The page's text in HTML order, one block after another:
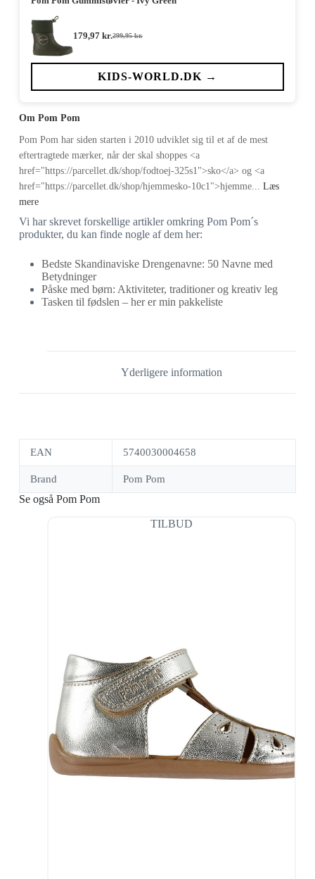
299,95kr.
Den
pris
var:
179,97 kr.Den
pris
er:
KIDS-WORLD.DK →
Om Pom Pom
Pom Pom har siden starten i 2010 udviklet sig til et af de mest
eftertragtede mærker, når der skal shoppes <a
href="https://parcellet.dk/shop/fodtoej-325s1">sko</a> og <a
href="https://parcellet.dk/shop/hjemmesko-10c1">hjemme... Læs
mere
Vi har skrevet forskellige artikler omkring Pom Pom´s
produkter, du kan finde nogle af dem her:
Bedste Skandinaviske Drengenavne: 50 Navne med
Betydninger
Påske med børn: Aktiviteter, traditioner og kreativ leg
Tasken til fødslen – her er min pakkeliste
Yderligere information
EAN 5740030004658
Brand Pom Pom
Se også Pom Pom
TILBUD